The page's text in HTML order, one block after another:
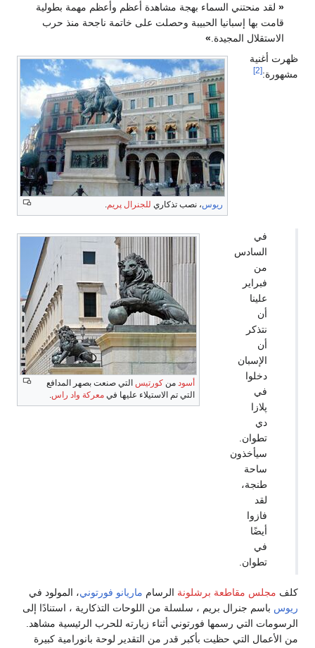
« لقد منحتني السماء بهجة مشاهدة أعظم وأعظم مهمة بطولية
قامت بها إسبانيا الحبيبة وحصلت على خاتمة ناجحة منذ حرب
الاستقلال المجيدة. »
ريوس، نصب تذكاري للجنرال پريم.
أسود من كورتيس التي صنعت بصهر المدافع
التي تم الاستيلاء عليها في معركة واد راس.
ظهرت أغنية
مشهورة:[2]
في
السادس
من
فبراير
علينا
أن
نتذكر
أن
الإسبان
دخلوا
في
پلازا
دي
تطوان.
سيأخذون
ساحة
طنجة،
لقد
فازوا
أيضًا
في
تطوان.
كلف مجلس مقاطعة برشلونة الرسام ماريانو فورتوني، المولود في
ريوس باسم جنرال بريم ، سلسلة من اللوحات التذكارية ، استنادًا إلى
الرسومات التي رسمها فورتوني أثناء زيارته للحرب الرئيسية مشاهد.
من الأعمال التي حظيت بأكبر قدر من التقدير لوحة بانورامية كبيرة